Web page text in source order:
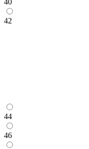
42
44
46